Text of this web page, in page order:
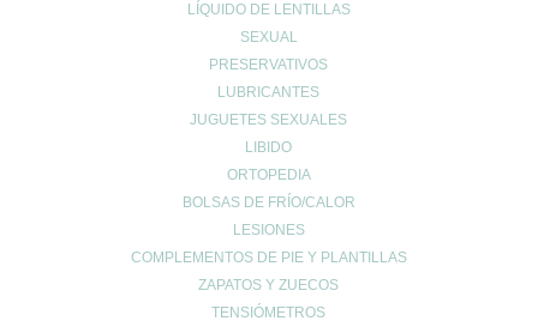
LÍQUIDO DE LENTILLAS
SEXUAL
PRESERVATIVOS
LUBRICANTES
JUGUETES SEXUALES
LIBIDO
ORTOPEDIA
BOLSAS DE FRÍO/CALOR
LESIONES
COMPLEMENTOS DE PIE Y PLANTILLAS
ZAPATOS Y ZUECOS
TENSIÓMETROS